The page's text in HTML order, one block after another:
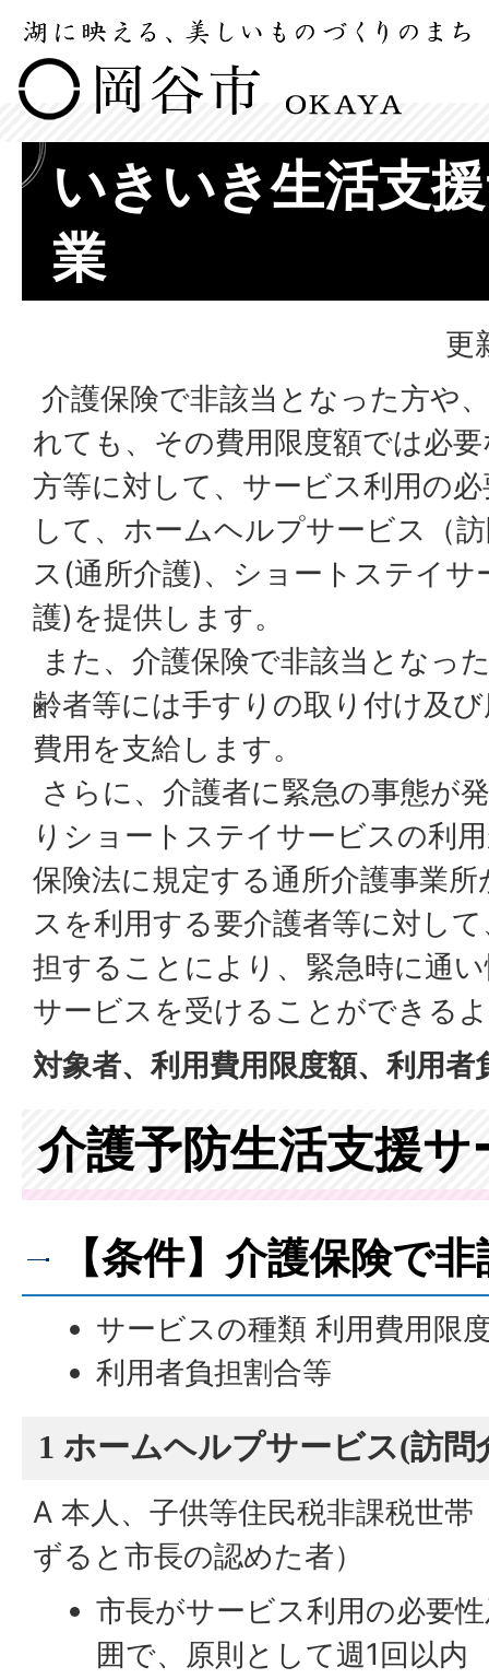
いきいき生活支
業
更
介護保険で非該当となった方や
れても、その費用限度額では必
方等に対して、サービス利用の
して、ホームヘルプサービス（
ス(通所介護)、ショートステイサ
護)を提供します。
また、介護保険で非該当となっ
齢者等には手すりの取り付け及
費用を支給します。
さらに、介護者に緊急の事態が
りショートステイサービスの利
保険法に規定する通所介護事業
スを利用する要介護者等に対し
担することにより、緊急時に通
サービスを受けることができる
対象者、利用費用限度額、利用者
介護予防生活支援サ
【条件】介護保険で
サービスの種類 利用費用限
利用者負担割合等
1 ホームヘルプサービス(訪問
A 本人、子供等住民税非課税世
ずると市長の認めた者）
市長がサービス利用の必要
囲で、原則として週1回以内